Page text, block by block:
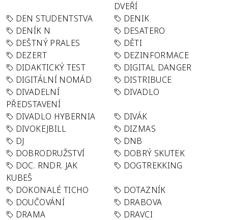
DVEŘÍ
DEN STUDENTSTVA
DENIK
DENÍK N
DESATERO
DEŠTNÝ PRALES
DĚTI
DEZERT
DEZINFORMACE
DIDAKTICKÝ TEST
DIGITAL DANGER
DIGITÁLNÍ NOMÁD
DISTRIBUCE
DIVADELNÍ
PŘEDSTAVENÍ
DIVADLO
DIVADLO HYBERNIA
DIVÁK
DIVOKEJBILL
DIZMAS
DJ
DNB
DOBRODRUŽSTVÍ
DOBRÝ SKUTEK
DOC. RNDR. JAK
KUBEŠ
DOGTREKKING
DOKONALÉ TICHO
DOTAZNÍK
DOUČOVÁNÍ
DRABOVA
DRAMA
DRAVCI